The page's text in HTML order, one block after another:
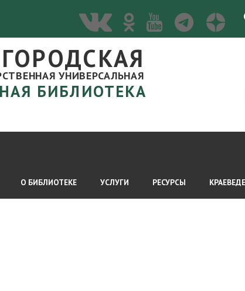
УНИВЕРСАЛЬНАЯ
БИБЛИОТЕКА
О БИБЛИОТЕКЕ УСЛУГИ РЕСУРСЫ